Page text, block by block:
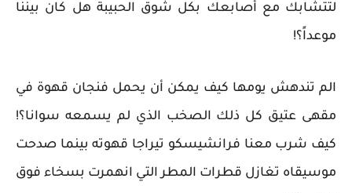
لتتشابك مع أصابعك بكل شوق الحبيبة هل كان بيننا
موعداً؟!
الم تندهش يومها كيف يمكن أن يحمل فنجان قهوة في
مقهى عتيق كل ذلك الصخب الذي لم يسمعه سوانا؟!
كيف شرب معنا فرانشيسكو تيراجا قهوته بينما صدحت
موسيقاه تغازل قطرات المطر التي انهمرت بسخاء فوق